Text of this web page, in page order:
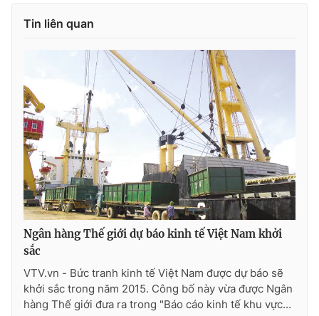
Photo
Shorts video
VTV Money VTV Thể thao
VTV Sức khoẻ Bất động sản
Thị trường 24h Tấm lòng Việt
VTV4 Vươn mình bằng AI
VTV9 VTV8
Liên hệ tòa soạn English
Tin liên quan
Ngân hàng Thế giới dự báo kinh tế Việt Nam khởi
sắc
VTV.vn - Bức tranh kinh tế Việt Nam được dự báo sẽ
khởi sắc trong năm 2015. Công bố này vừa được Ngân
hàng Thế giới đưa ra trong "Báo cáo kinh tế khu vực...